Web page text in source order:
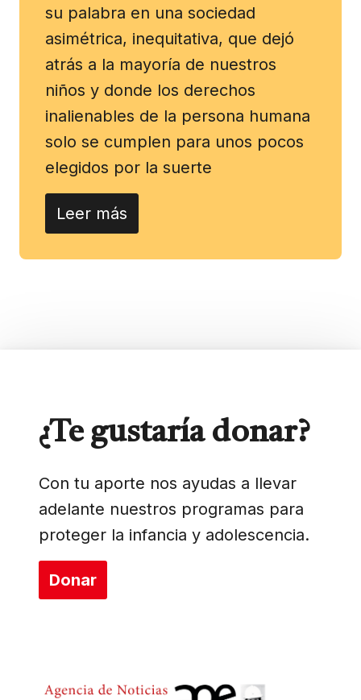
su palabra en una sociedad
asimétrica, inequitativa, que dejó
atrás a la mayoría de nuestros
niños y donde los derechos
inalienables de la persona humana
solo se cumplen para unos pocos
elegidos por la suerte
Leer más
¿Te gustaría donar?
Con tu aporte nos ayudas a llevar
adelante nuestros programas para
proteger la infancia y adolescencia.
Donar